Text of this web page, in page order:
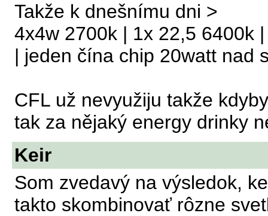
Takže k dnešnímu dni >
4x4w 2700k | 1x 22,5 6400k
| jeden čína chip 20watt nad
CFL už nevyužiju takže
tak za nějaký energy drinky
Keir
Som zvedavý na výsledok,
takto skombinovať rôzne